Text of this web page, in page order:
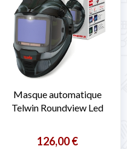
Masque automatique
Telwin Roundview Led
126,00 €